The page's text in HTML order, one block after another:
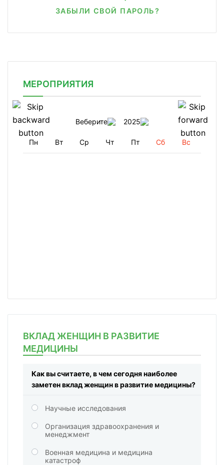
ЗАБЫЛИ СВОЙ ПАРОЛЬ?
МЕРОПРИЯТИЯ
Веберите 2025
Пн Вт Ср Чт Пт Сб Вс
ВКЛАД ЖЕНЩИН В РАЗВИТИЕ
МЕДИЦИНЫ
Как вы считаете, в чем сегодня наиболее
заметен вклад женщин в развитие медицины?
Научные исследования
Организация здравоохранения и
менеджмент
Военная медицина и медицина
катастроф